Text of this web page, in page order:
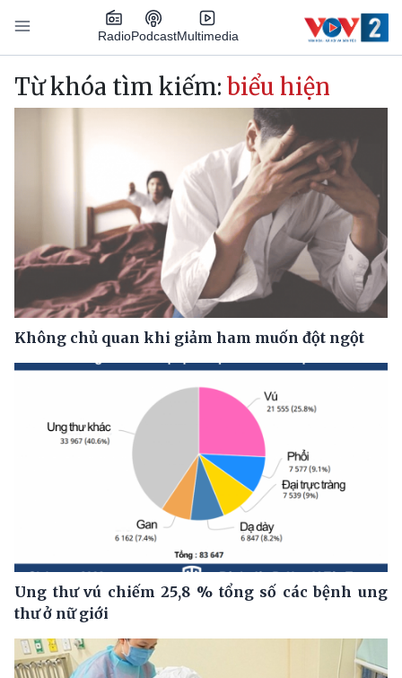
Nhảy đến nội dung
RadioPodcastMultimedia
Main navigation
Từ khóa tìm kiếm: biểu hiện
Không chủ quan khi giảm ham muốn đột ngột
Ung thư vú chiếm 25,8 % tổng số các bệnh ung
thư ở nữ giới